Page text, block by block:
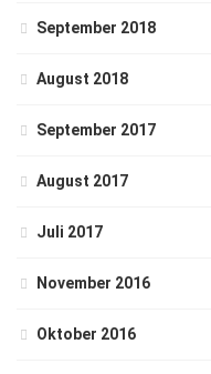
September 2018
August 2018
September 2017
August 2017
Juli 2017
November 2016
Oktober 2016